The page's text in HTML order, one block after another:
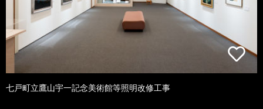
七戸町立鷹山宇一記念美術館等照明改修工事